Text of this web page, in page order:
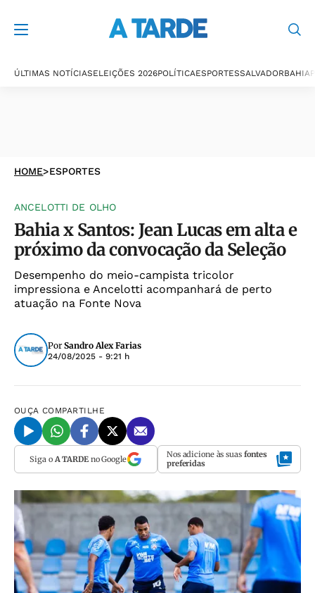
ÚLTIMAS NOTÍCIASELEIÇÕES 2026POLÍTICAESPORTESSALVADORBAHIA
HOME>ESPORTES
ANCELOTTI DE OLHO
Bahia x Santos: Jean Lucas em alta e
próximo da convocação da Seleção
Desempenho do meio-campista tricolor
impressiona e Ancelotti acompanhará de perto
atuação na Fonte Nova
Por Sandro Alex Farias
24/08/2025 - 9:21 h
OUÇA COMPARTILHE
Siga o A TARDEno Google Nos adicione às suas fontes
preferidas